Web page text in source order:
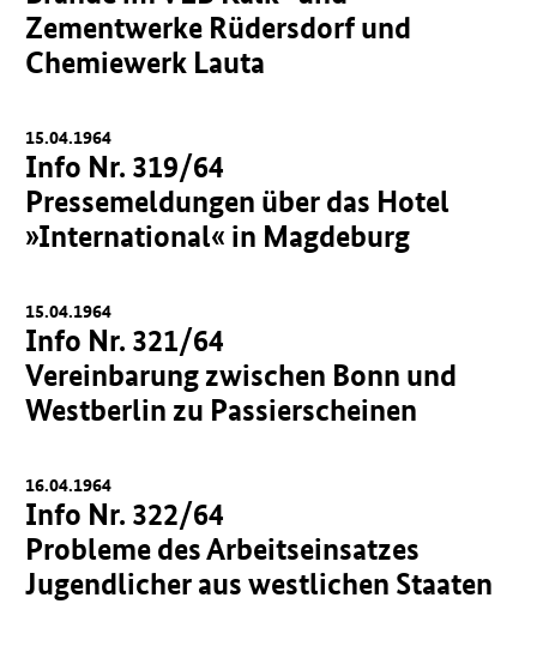
Zementwerke Rüdersdorf und
Chemiewerk Lauta
15.04.1964
Info Nr. 319/64
Pressemeldungen über das Hotel
»International« in Magdeburg
15.04.1964
Info Nr. 321/64
Vereinbarung zwischen Bonn und
Westberlin zu Passierscheinen
16.04.1964
Info Nr. 322/64
Probleme des Arbeitseinsatzes
Jugendlicher aus westlichen Staaten